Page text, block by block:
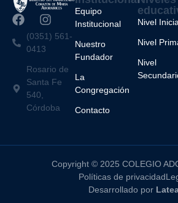
(0351) 561-
0413
Rosario de
Santa Fe
540,
Córdoba
Equipo
Institucional
Nuestro
Fundador
La
Congregación
Contacto
Nivel
Nivel
Nivel
Copyright © 2025 COLEGIO
Políticas de privacidad
Desarrollado por